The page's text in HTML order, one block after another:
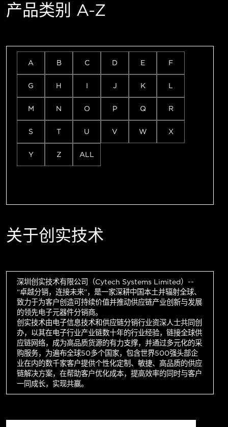
产品类别 A-Z
A B C D E F
G H I J K L
M N O P Q R
S T U V W X
Y Z ALL
关于创实技术
深圳创实技术有限公司（Cytech Systems Limited）--
“卓越分销，连接未来”，是一家深耕中国本土并辐射全球、
致力于为客户创造可持续价值并推动供应链产业创新与发展
的领先电子元器件分销商。
创实技术由电子信息技术和供应链分销行业资深人士共同创
办，以其在电子行业产业链数十年的行业经验，链接全球供
应链网络，成为高品质货源的有力支撑，并通过多元化的采
购服务，为遍布全球50多个国家，包含世界500强头部企
业在内的数千家客户提供个性化定制、敏捷、高品质的供应
链解决方案，在帮助客户优化成本，提高效率的同时与客户
一同成长，实现共赢。